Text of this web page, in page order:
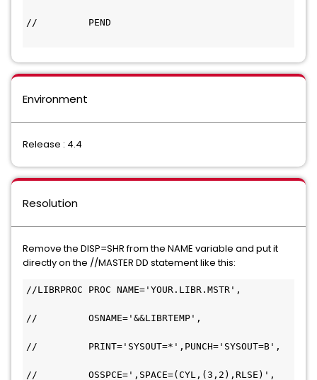
//         PEND
Environment
Release : 4.4
Resolution
Remove the DISP=SHR from the NAME variable and put it
directly on the //MASTER DD statement like this:
//LIBRPROC PROC NAME='YOUR.LIBR.MSTR',
//         OSNAME='&&LIBRTEMP',
//         PRINT='SYSOUT=*',PUNCH='SYSOUT=B',
//         OSSPCE=',SPACE=(CYL,(3,2),RLSE)',